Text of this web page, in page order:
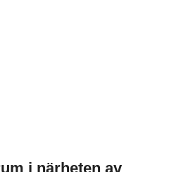
i närheten av